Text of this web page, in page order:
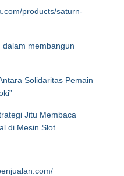
products/saturn-
membangun
Solidaritas Pemain
Jitu Membaca
di Mesin Slot